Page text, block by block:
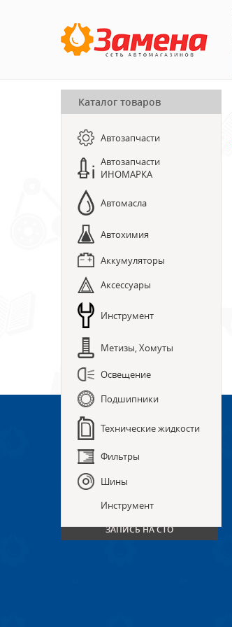
ПРЕДЗАКАЗ ЗАПЧАСТЕЙ
ЗАПИСЬ НА СТО
Каталог товаров
Автозапчасти
Автозапчасти
ИНОМАРКА
Автомасла
Автохимия
Аккумуляторы
Аксессуары
Инструмент
Метизы, Хомуты
Освещение
Подшипники
Технические жидкости
Фильтры
Шины
Инструмент
ПРЕДЗАКАЗ ЗАПЧАСТЕЙ
ЗАПИСЬ НА СТО